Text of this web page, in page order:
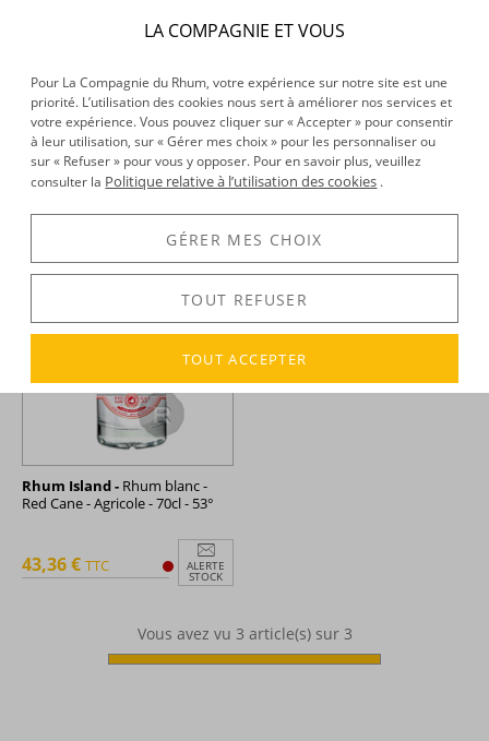
Rhum Island -Rhum blanc -
Agricole - 70cl - 50°
35,93 €TTC
Rhum Island -Rhum hors
d'âge - XO - 70cl - 42°
84,78 €TTC
Rhum Island - Rhum blanc -
Red Cane - Agricole - 70cl - 53°
ALERTE
STOCK
43,36 € TTC
Vous avez vu 3 article(s) sur 3
LA COMPAGNIE ET VOUS
Pour La Compagnie du Rhum, votre expérience sur notre site est une
priorité. L’utilisation des cookies nous sert à améliorer nos services et
votre expérience. Vous pouvez cliquer sur « Accepter » pour consentir
à leur utilisation, sur « Gérer mes choix » pour les personnaliser ou
sur « Refuser » pour vous y opposer. Pour en savoir plus, veuillez
consulter la Politique relative à l’utilisation des cookies .
GÉRER MES CHOIX
TOUT REFUSER
TOUT ACCEPTER